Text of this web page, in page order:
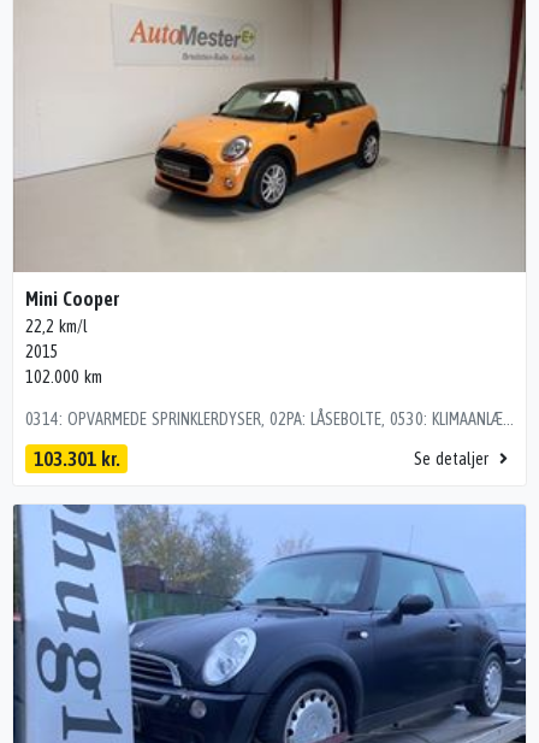
Mini Cooper
22,2 km/l
2015
102.000 km
103.301 kr. Se detaljer